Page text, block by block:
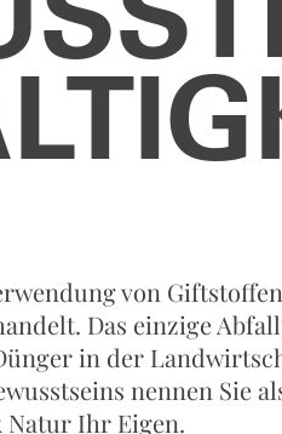
von
Das einzige
in der
nennen Sie
Natur Ihr Eigen.